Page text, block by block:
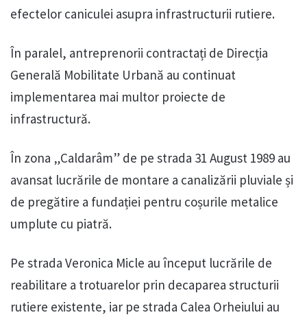
efectelor caniculei asupra infrastructurii rutiere.
În paralel, antreprenorii contractați de Direcția
Generală Mobilitate Urbană au continuat
implementarea mai multor proiecte de
infrastructură.
În zona „Caldarâm” de pe strada 31 August 1989 au
avansat lucrările de montare a canalizării pluviale și
de pregătire a fundației pentru coșurile metalice
umplute cu piatră.
Pe strada Veronica Micle au început lucrările de
reabilitare a trotuarelor prin decaparea structurii
rutiere existente, iar pe strada Calea Orheiului au